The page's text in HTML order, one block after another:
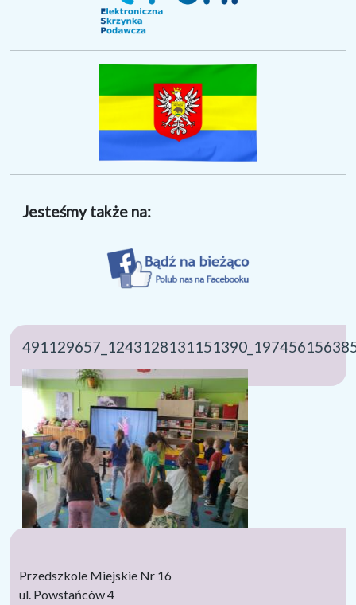
Jesteśmy także na:
Przedszkole Miejskie Nr 16
ul. Powstańców 4